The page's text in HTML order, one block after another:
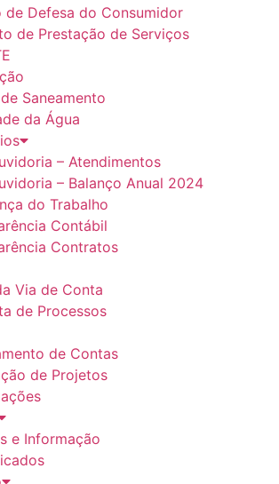
de Defesa do Consumidor
de Prestação de Serviços
Saneamento
da Água
– Atendimentos
– Balanço Anual 2024
do Trabalho
Contábil
Contratos
Via de Conta
de Processos
de Contas
de Projetos
e Informação